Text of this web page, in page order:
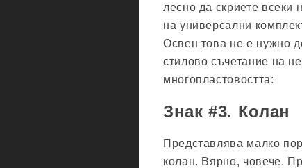
лесно да скриете всеки
на универсални
Освен това не е нужно
стилово съчетание на
многопластовостта:
Знак #3. Колан
Представлява малко
колан. Вярно, човече.